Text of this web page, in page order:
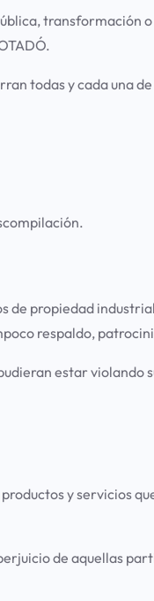
transformación
todas y cada una
de propiedad
respaldo,
estar violando
y servicios
de aquellas